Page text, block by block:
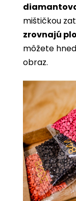
mištičkou
zrovnajú
môžete
obraz.